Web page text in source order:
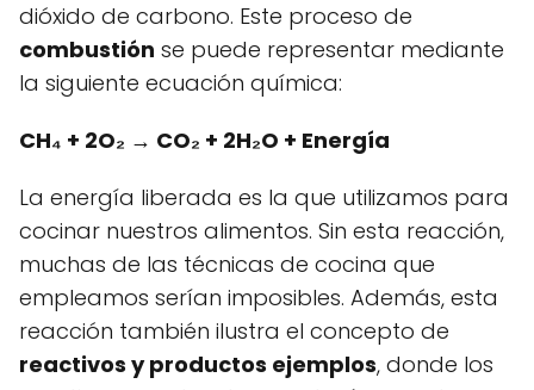
dióxido de carbono. Este proceso de
combustión se puede representar mediante
la siguiente ecuación química:
CH₄ + 2O₂ → CO₂ + 2H₂O + Energía
La energía liberada es la que utilizamos para
cocinar nuestros alimentos. Sin esta reacción,
muchas de las técnicas de cocina que
empleamos serían imposibles. Además, esta
reacción también ilustra el concepto de
reactivos y productos ejemplos, donde los